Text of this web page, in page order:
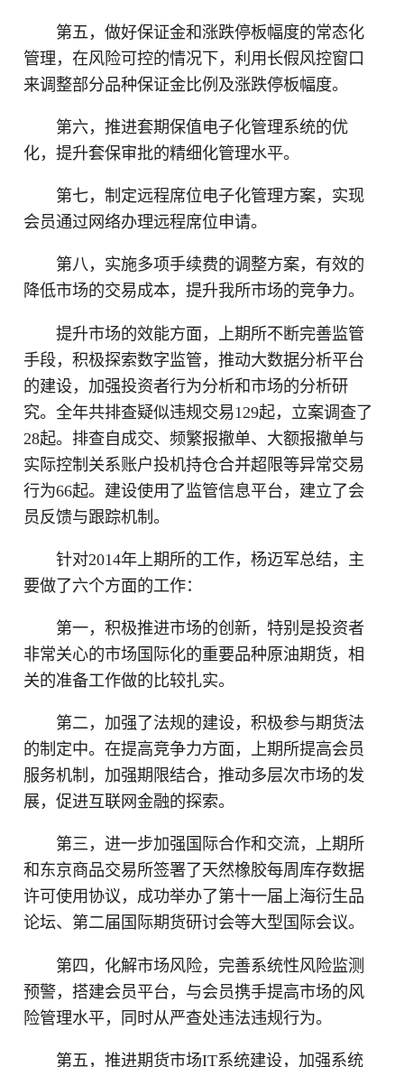
第五，做好保证金和涨跌停板幅度的常态化
管理，在风险可控的情况下，利用长假风控窗口
来调整部分品种保证金比例及涨跌停板幅度。
第六，推进套期保值电子化管理系统的优
化，提升套保审批的精细化管理水平。
第七，制定远程席位电子化管理方案，实现
会员通过网络办理远程席位申请。
第八，实施多项手续费的调整方案，有效的
降低市场的交易成本，提升我所市场的竞争力。
提升市场的效能方面，上期所不断完善监管
手段，积极探索数字监管，推动大数据分析平台
的建设，加强投资者行为分析和市场的分析研
究。全年共排查疑似违规交易129起，立案调查了
28起。排查自成交、频繁报撤单、大额报撤单与
实际控制关系账户投机持仓合并超限等异常交易
行为66起。建设使用了监管信息平台，建立了会
员反馈与跟踪机制。
针对2014年上期所的工作，杨迈军总结，主
要做了六个方面的工作：
第一，积极推进市场的创新，特别是投资者
非常关心的市场国际化的重要品种原油期货，相
关的准备工作做的比较扎实。
第二，加强了法规的建设，积极参与期货法
的制定中。在提高竞争力方面，上期所提高会员
服务机制，加强期限结合，推动多层次市场的发
展，促进互联网金融的探索。
第三，进一步加强国际合作和交流，上期所
和东京商品交易所签署了天然橡胶每周库存数据
许可使用协议，成功举办了第十一届上海衍生品
论坛、第二届国际期货研讨会等大型国际会议。
第四，化解市场风险，完善系统性风险监测
预警，搭建会员平台，与会员携手提高市场的风
险管理水平，同时从严查处违法违规行为。
第五，推进期货市场IT系统建设，加强系统